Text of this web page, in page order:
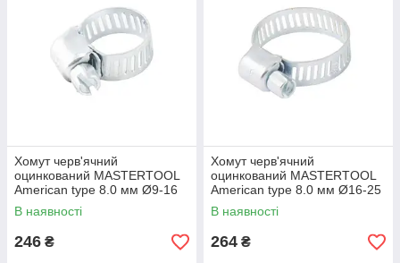
Хомут черв'ячний
оцинкований MASTERTOOL
American type 8.0 мм Ø9-16
мм 50 шт 20-1901 SHO
В наявності
246 ₴
Хомут черв'ячний
оцинкований MASTERTOOL
American type 8.0 мм Ø16-25
мм 50 шт 20-1904 SHO
В наявності
264 ₴